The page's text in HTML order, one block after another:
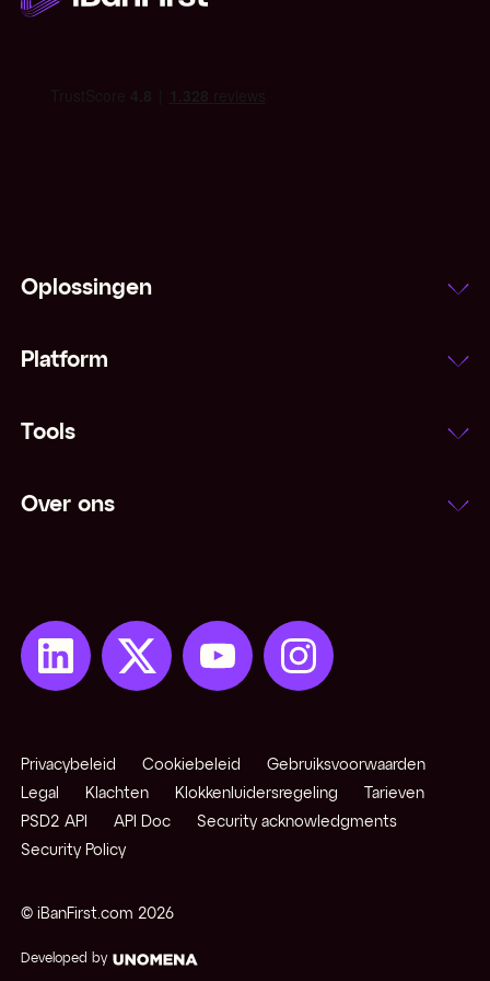
Notering
Open positie
Opkomende / exotische valuta
Oplossingen
Platform
Tools
Over ons
© iBanFirst.com 2026
Developed by
Privacybeleid Cookiebeleid
Gebruiksvoorwaarden
Legal
Klachten Klokkenluidersregeling
Tarieven
PSD2 API
API Doc
Security acknowledgments
Security Policy